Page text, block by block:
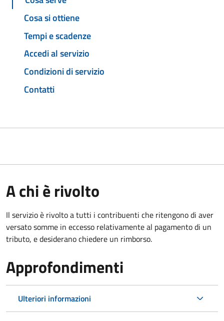
Cosa si ottiene
Tempi e scadenze
Accedi al servizio
Condizioni di servizio
Contatti
A chi è rivolto
Il servizio è rivolto a tutti i contribuenti che ritengono di aver
versato somme in eccesso relativamente al pagamento di un
tributo, e desiderano chiedere un rimborso.
Approfondimenti
Ulteriori informazioni